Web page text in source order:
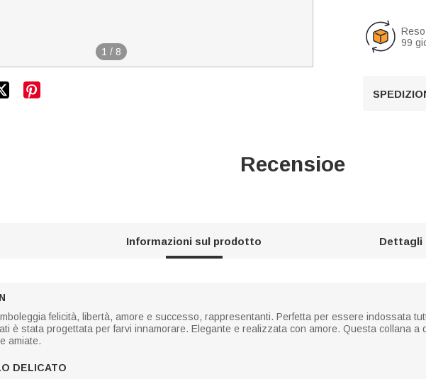
1 / 8

99
Recensioe
Informazioni sul prodotto Dettagli
felicità, libertà, amore e successo, rappresentanti. Perfetta per essere indossata
è stata progettata per farvi innamorare. Elegante e realizzata con amore. Questa collana
amiate.
DELICATO